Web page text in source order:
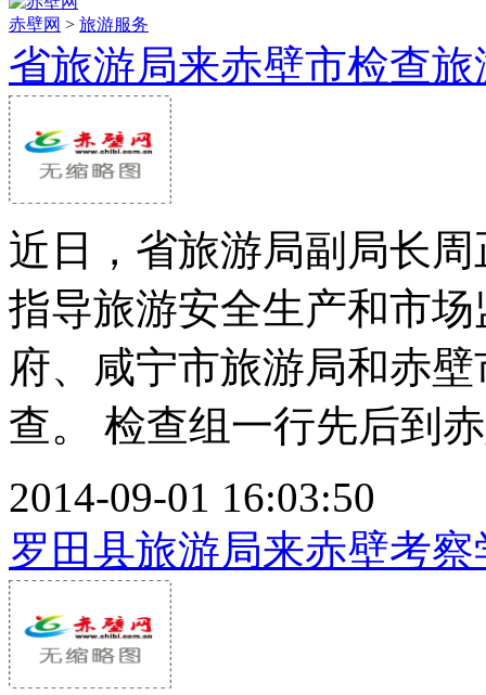
赤壁网 > 旅游服务
省旅游局来赤壁市检查
近日，省旅游局副局长
指导旅游安全生产和市
府、咸宁市旅游局和赤
查。 检查组一行先后到
2014-09-01 16:03:50
罗田县旅游局来赤壁考